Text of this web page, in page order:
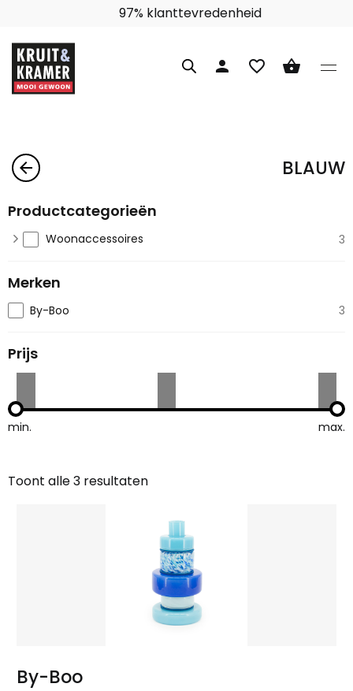
97% klanttevredenheid
person favorite_border shopping_basket
arrow_back BLAUW
Productcategorieën
Woonaccessoires 3
Merken
By-Boo 3
Prijs
min. max.
Toont alle 3 resultaten
Gesorteerd
By-Boo